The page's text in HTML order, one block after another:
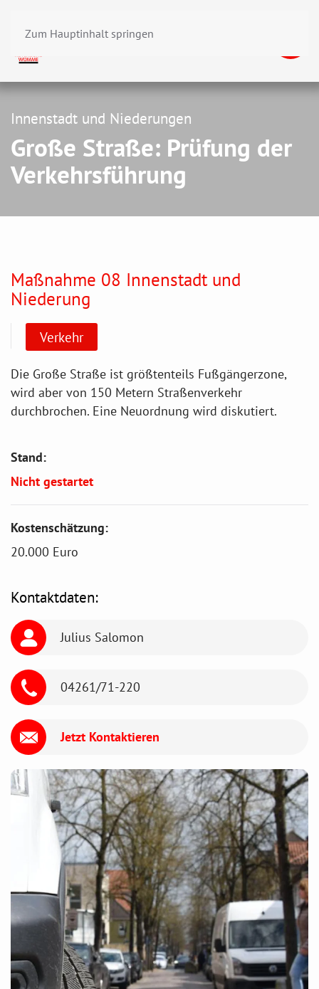
Zum Hauptinhalt springen
Innenstadt und Niederungen
Große Straße: Prüfung der
Verkehrsführung
Maßnahme 08 Innenstadt und
Niederung
Verkehr
Die Große Straße ist größtenteils Fußgängerzone,
wird aber von 150 Metern Straßenverkehr
durchbrochen. Eine Neuordnung wird diskutiert.
Stand:
Nicht gestartet
Kostenschätzung:
20.000 Euro
Kontaktdaten:
Julius Salomon
04261/71-220
Jetzt Kontaktieren